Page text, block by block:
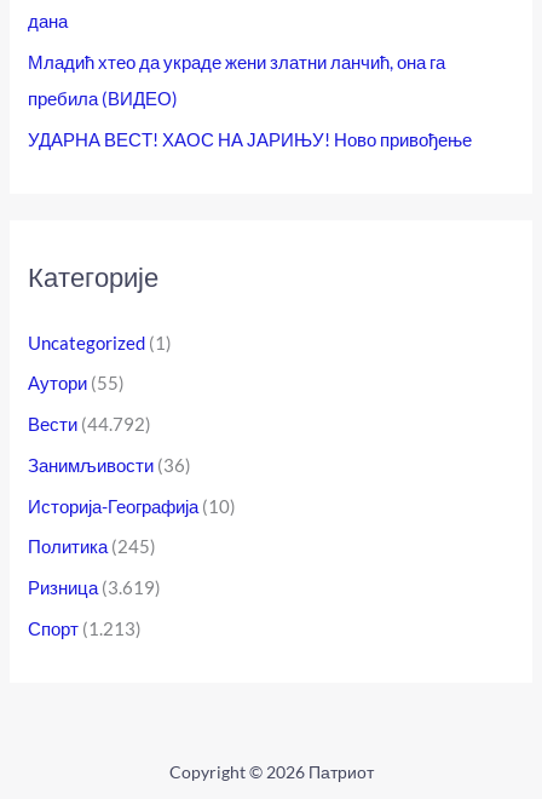
дана
Младић хтео да украде жени златни ланчић, она га
пребила (ВИДЕО)
УДАРНА ВЕСТ! ХАОС НА ЈАРИЊУ! Ново привођење
Категорије
Uncategorized (1)
Аутори (55)
Вести (44.792)
Занимљивости (36)
Историја-Географија (10)
Политика (245)
Ризница (3.619)
Спорт (1.213)
Copyright © 2026 Патриот